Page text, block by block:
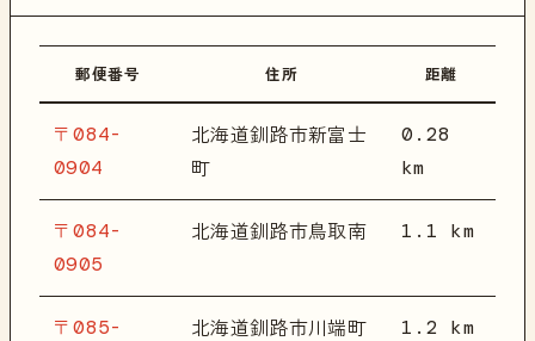
郵便番号 住所 距離
〒084-
0904
北海道釧路市新富士
町
0.28
km
〒084-
0905
北海道釧路市鳥取南 1.1 km
〒085- 北海道釧路市川端町 1.2 km